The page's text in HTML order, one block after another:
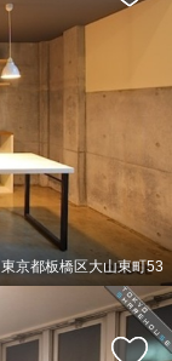
東京都板橋区大山東町53